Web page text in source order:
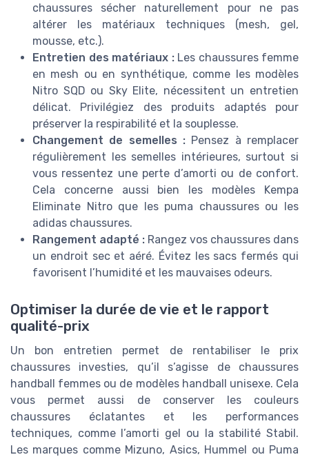
chaussures sécher naturellement pour ne pas
altérer les matériaux techniques (mesh, gel,
mousse, etc.).
Entretien des matériaux :Les chaussures femme
en mesh ou en synthétique, comme les modèles
Nitro SQD ou Sky Elite, nécessitent un entretien
délicat. Privilégiez des produits adaptés pour
préserver la respirabilité et la souplesse.
Changement de semelles : Pensez à remplacer
régulièrement les semelles intérieures, surtout si
vous ressentez une perte d’amorti ou de confort.
Cela concerne aussi bien les modèles Kempa
Eliminate Nitro que les puma chaussures ou les
adidas chaussures.
Rangement adapté : Rangez vos chaussures dans
un endroit sec et aéré. Évitez les sacs fermés qui
favorisent l’humidité et les mauvaises odeurs.
Optimiser la durée de vie et le rapport
qualité-prix
Un bon entretien permet de rentabiliser le prix
chaussures investies, qu’il s’agisse de chaussures
handball femmes ou de modèles handball unisexe. Cela
vous permet aussi de conserver les couleurs
chaussures éclatantes et les performances
techniques, comme l’amorti gel ou la stabilité Stabil.
Les marques comme Mizuno, Asics, Hummel ou Puma